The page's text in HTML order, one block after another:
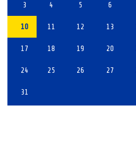
3 4 5 6
10 11 12 13
17 18 19 20
24 25 26 27
31